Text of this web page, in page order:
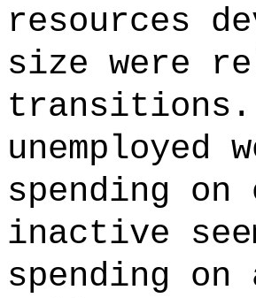
resources
size were
transitions.
unemployed
spending on
inactive
spending